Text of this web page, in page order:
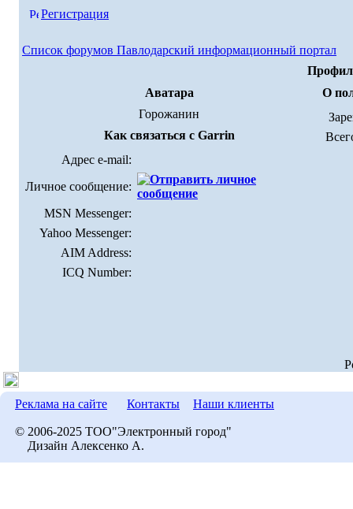
Регистрация
Список форумов Павлодарский информационный портал
Аватара
О
Горожанин
Как связаться с Garrin
Адрес e-mail:
Личное сообщение:
MSN Messenger:
Yahoo Messenger:
AIM Address:
ICQ Number:
Реклама на сайте Контакты Наши клиенты
© 2006-2025 ТОО"Электронный город"
Дизайн Алексенко А.